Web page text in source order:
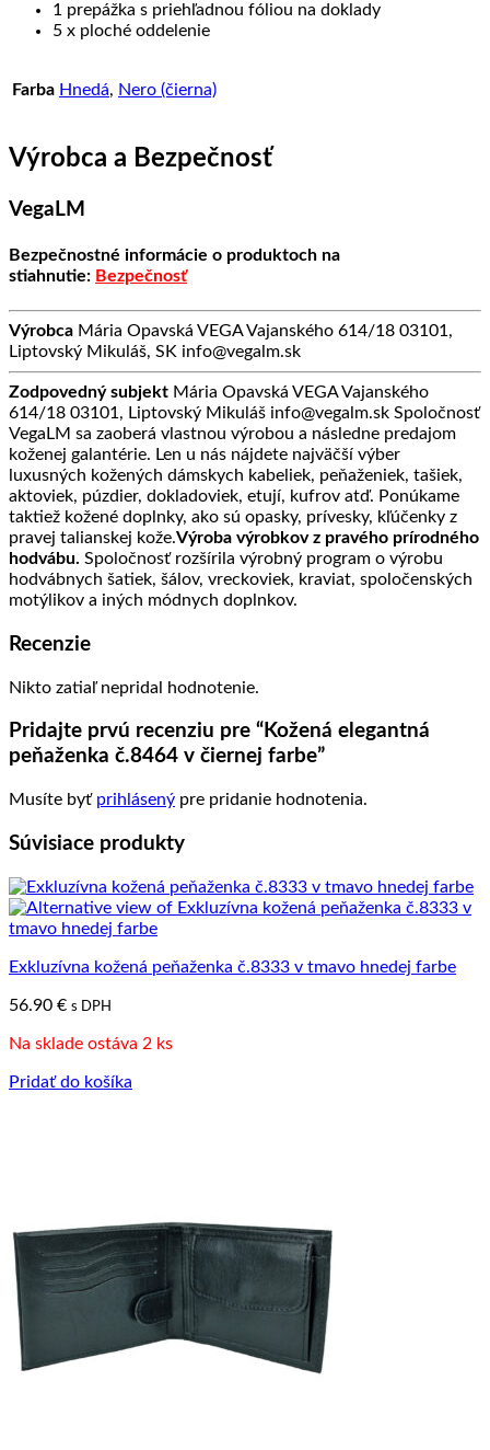
1 prepážka s priehľadnou fóliou na doklady
5 x ploché oddelenie
Farba Hnedá, Nero (čierna)
Výrobca a Bezpečnosť
VegaLM
Bezpečnostné informácie o produktoch na
stiahnutie: Bezpečnosť
Výrobca Mária Opavská VEGA Vajanského 614/18 03101,
Liptovský Mikuláš, SK info@vegalm.sk
Zodpovedný subjekt Mária Opavská VEGA Vajanského
614/18 03101, Liptovský Mikuláš info@vegalm.sk Spoločnosť
VegaLM sa zaoberá vlastnou výrobou a následne predajom
koženej galantérie. Len u nás nájdete najväčší výber
luxusných kožených dámskych kabeliek, peňaženiek, tašiek,
aktoviek, púzdier, dokladoviek, etují, kufrov atď. Ponúkame
taktiež kožené doplnky, ako sú opasky, prívesky, kľúčenky z
pravej talianskej kože.Výroba výrobkov z pravého prírodného
hodvábu. Spoločnosť rozšírila výrobný program o výrobu
hodvábnych šatiek, šálov, vreckoviek, kraviat, spoločenských
motýlikov a iných módnych doplnkov.
Recenzie
Nikto zatiaľ nepridal hodnotenie.
Pridajte prvú recenziu pre “Kožená elegantná
peňaženka č.8464 v čiernej farbe”
Musíte byť prihlásený pre pridanie hodnotenia.
Súvisiace produkty
Exkluzívna kožená peňaženka č.8333 v tmavo hnedej farbe
56.90 € s DPH
Na sklade ostáva 2 ks
Pridať do košíka